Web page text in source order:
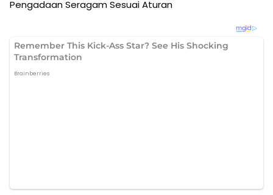
Pengadaan Seragam Sesuai Aturan